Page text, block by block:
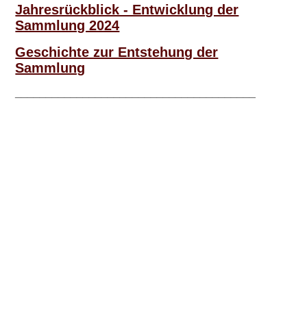
Jahresrückblick - Entwicklung der
Sammlung 2024
Geschichte zur Entstehung der
Sammlung